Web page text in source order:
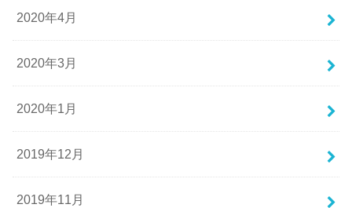
2020年4月
2020年3月
2020年1月
2019年12月
2019年11月